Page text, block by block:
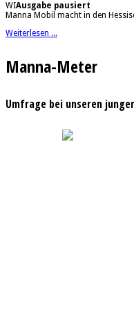
WIAusgabe pausiert
Manna Mobil macht in den
Weiterlesen ...
Manna-Meter
Umfrage bei unseren